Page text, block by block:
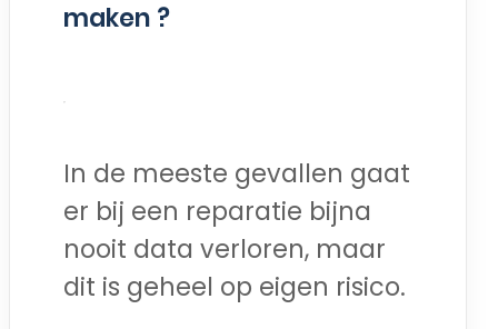
maken ?
In de meeste gevallen gaat
er bij een reparatie bijna
nooit data verloren, maar
dit is geheel op eigen risico.